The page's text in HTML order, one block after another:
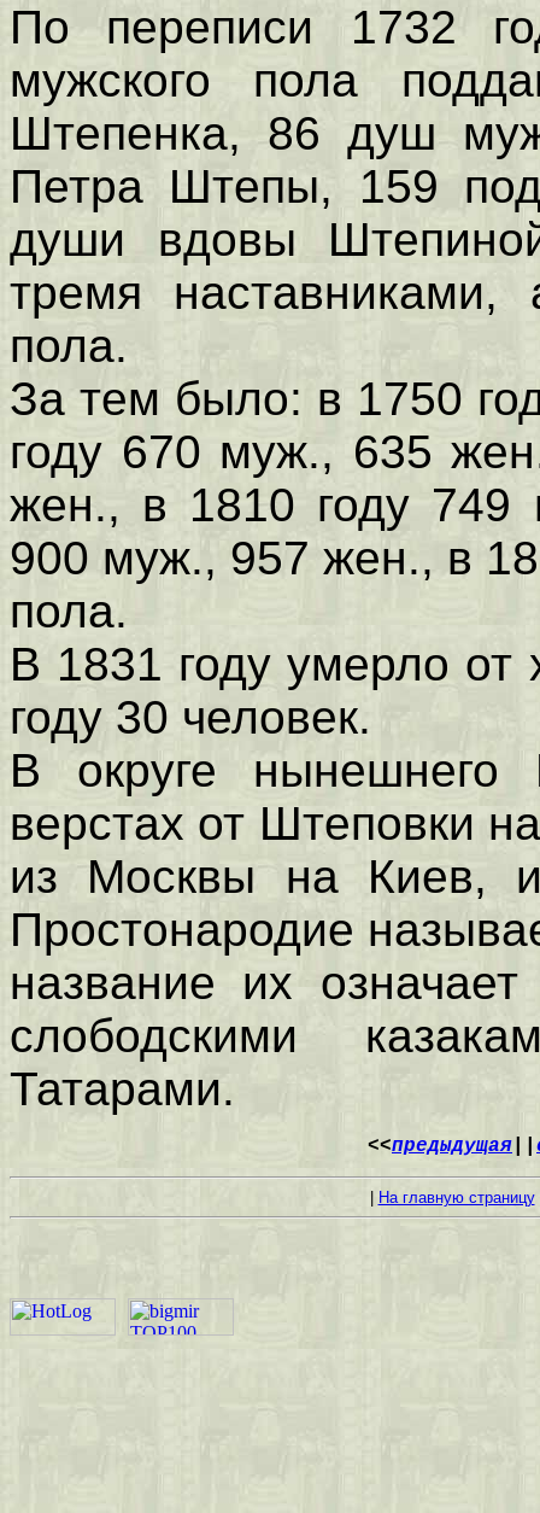
По переписи 1732
мужского пола
Штепенка, 86 душ
Петра Штепы, 159
души вдовы
тремя
пола.
За тем было: в 1750
году 670 муж., 635
жен., в 1810 году
900 муж., 957 жен., в
пола.
В 1831 году умерло
году 30 человек.
В округе нынешнего
верстах от Штеповки
из Москвы на Киев,
Простонародие
название их
слободскими
Татарами.
<<предыдущая
На главную страницу